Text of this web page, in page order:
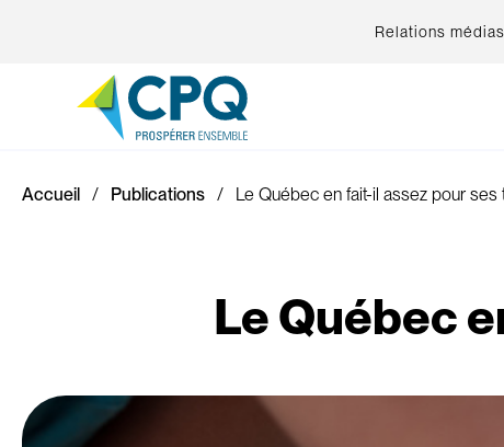
Relations médias
Accueil Publications Le Québec en fait-il assez pour ses
Le Québec